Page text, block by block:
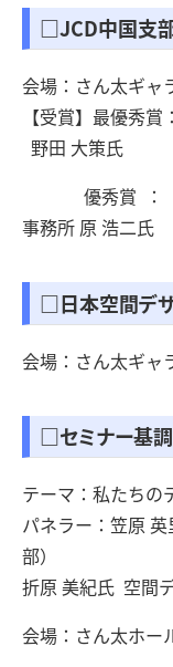
□JCD中国支
会場：さん太ギャ
【受賞】最優秀
野田 大策氏
優秀賞 ：「住
事務所 原 浩二氏
□日本空間デ
会場：さん太ギャ
□セミナー基
テーマ：私たちの
パネラー：笠原
部）
折原 美紀氏 空間
会場：さん太ホー